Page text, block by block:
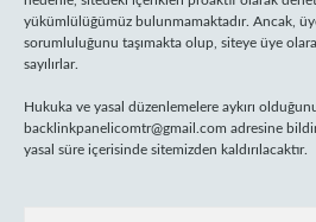
yükümlülüğümüz bulunmamaktadır. Ancak,
sorumluluğunu taşımakta olup, siteye üye
sayılırlar.
Hukuka ve yasal düzenlemelere aykırı
backlinkpanelicomtr@gmail.com adresine
yasal süre içerisinde sitemizden kaldırılacaktır.